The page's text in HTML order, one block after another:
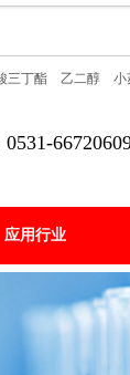
0531-
三丁酯 乙二醇 小
应用行业